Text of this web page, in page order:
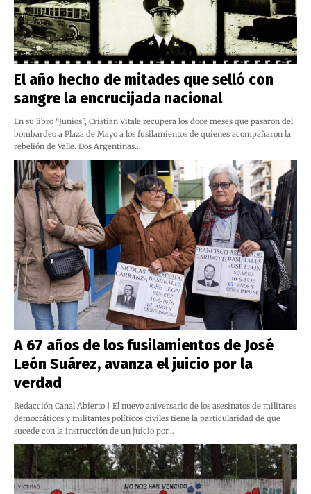
El año hecho de mitades que selló con
sangre la encrucijada nacional
En su libro “Junios”, Cristian Vitale recupera los doce meses que pasaron del
bombardeo a Plaza de Mayo a los fusilamientos de quienes acompañaron la
rebelión de Valle. Dos Argentinas…
A 67 años de los fusilamientos de José
León Suárez, avanza el juicio por la
verdad
Redacción Canal Abierto | El nuevo aniversario de los asesinatos de militares
democráticos y militantes políticos civiles tiene la particularidad de que
sucede con la instrucción de un juicio por…